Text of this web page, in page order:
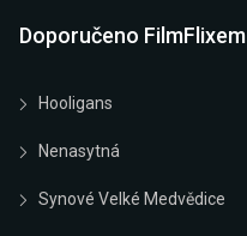
Doporučeno FilmFlixem
Hooligans
Nenasytná
Synové Velké Medvědice